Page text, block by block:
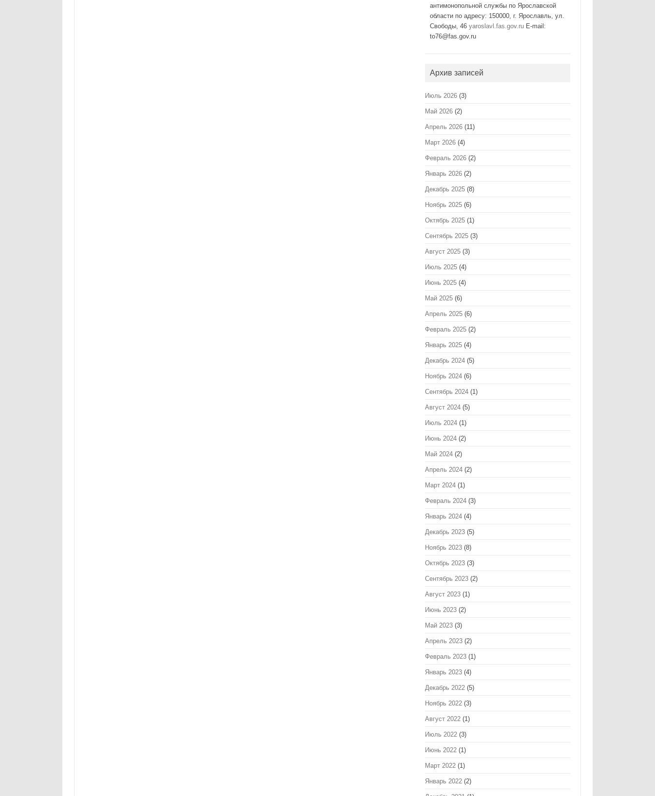
антимонопольной службы по Ярославской
области по адресу: 150000, г. Ярославль, ул.
Свободы, 46yaroslavl.fas.gov.ru E-mail:
to76@fas.gov.ru
Архив записей
Июль 2026 (3)
Май 2026 (2)
Апрель 2026 (11)
Март 2026 (4)
Февраль 2026 (2)
Январь 2026 (2)
Декабрь 2025 (8)
Ноябрь 2025 (6)
Октябрь 2025 (1)
Сентябрь 2025 (3)
Август 2025 (3)
Июль 2025 (4)
Июнь 2025 (4)
Май 2025 (6)
Апрель 2025 (6)
Февраль 2025 (2)
Январь 2025 (4)
Декабрь 2024 (5)
Ноябрь 2024 (6)
Сентябрь 2024 (1)
Август 2024 (5)
Июль 2024 (1)
Июнь 2024 (2)
Май 2024 (2)
Апрель 2024 (2)
Март 2024 (1)
Февраль 2024 (3)
Январь 2024 (4)
Декабрь 2023 (5)
Ноябрь 2023 (8)
Октябрь 2023 (3)
Сентябрь 2023 (2)
Август 2023 (1)
Июнь 2023 (2)
Май 2023 (3)
Апрель 2023 (2)
Февраль 2023 (1)
Январь 2023 (4)
Декабрь 2022 (5)
Ноябрь 2022 (3)
Август 2022 (1)
Июль 2022 (3)
Июнь 2022 (1)
Март 2022 (1)
Январь 2022 (2)